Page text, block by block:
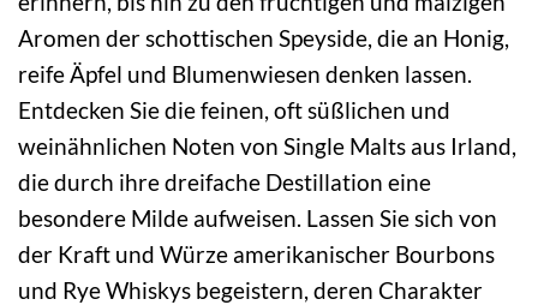
Aromen der schottischen Speyside, die an Honig,
reife Äpfel und Blumenwiesen denken lassen.
Entdecken Sie die feinen, oft süßlichen und
weinähnlichen Noten von Single Malts aus Irland,
die durch ihre dreifache Destillation eine
besondere Milde aufweisen. Lassen Sie sich von
der Kraft und Würze amerikanischer Bourbons
und Rye Whiskys begeistern, deren Charakter